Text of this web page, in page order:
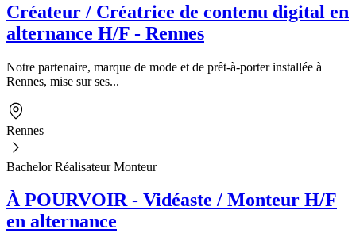
Créateur / Créatrice de contenu digital en
alternance H/F - Rennes
Notre partenaire, marque de mode et de prêt-à-porter installée à
Rennes, mise sur ses...
Rennes
Bachelor Réalisateur Monteur
À POURVOIR - Vidéaste / Monteur H/F
en alternance